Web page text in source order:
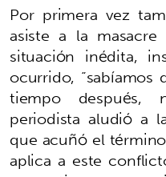
Por primera vez
asiste a la
situación inédita,
ocurrido, “sabíamos
tiempo después,
periodista aludió a
que acuñó el
aplica a este